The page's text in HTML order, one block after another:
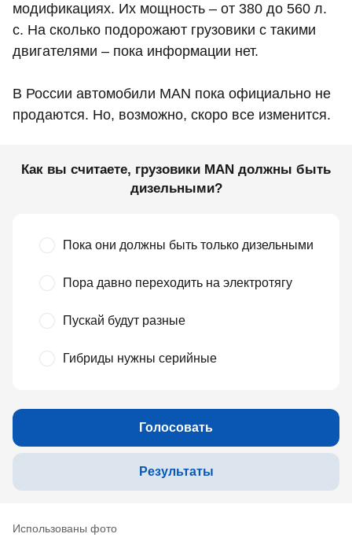
модификациях. Их мощность – от 380 до 560 л.
с. На сколько подорожают грузовики с такими
двигателями – пока информации нет.
В России автомобили MAN пока официально не
продаются. Но, возможно, скоро все изменится.
Как вы считаете, грузовики MAN должны быть
дизельными?
Пока они должны быть только дизельными
Пора давно переходить на электротягу
Пускай будут разные
Гибриды нужны серийные
Голосовать
Результаты